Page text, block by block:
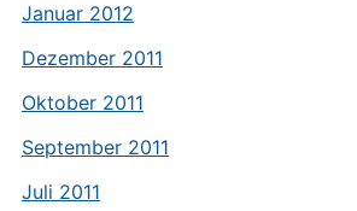
Januar 2012
Dezember 2011
Oktober 2011
September 2011
Juli 2011